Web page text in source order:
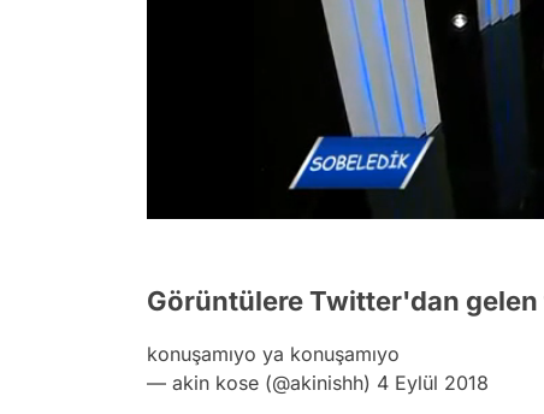
Görüntülere Twitter'dan
konuşamıyo ya konuşamıyo
— akin kose (@akinishh) 4 Eylül 2018